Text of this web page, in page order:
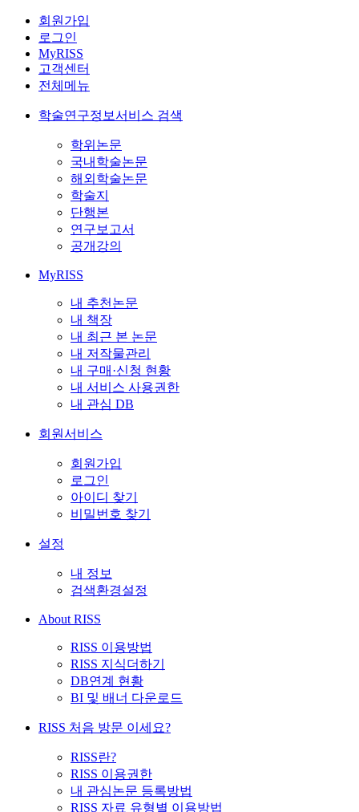
회원가입
로그인
MyRISS
고객센터
전체메뉴
학술연구정보서비스 검색
학위논문
국내학술논문
해외학술논문
학술지
단행본
연구보고서
공개강의
MyRISS
내 추천논문
내 책장
내 최근 본 논문
내 저작물관리
내 구매·신청 현황
내 서비스 사용권한
내 관심 DB
회원서비스
회원가입
로그인
아이디 찾기
비밀번호 찾기
설정
내 정보
검색환경설정
About RISS
RISS 이용방법
RISS 지식더하기
DB연계 현황
BI 및 배너 다운로드
RISS 처음 방문 이세요?
RISS란?
RISS 이용권한
내 관심논문 등록방법
RISS 자료 유형별 이용방법